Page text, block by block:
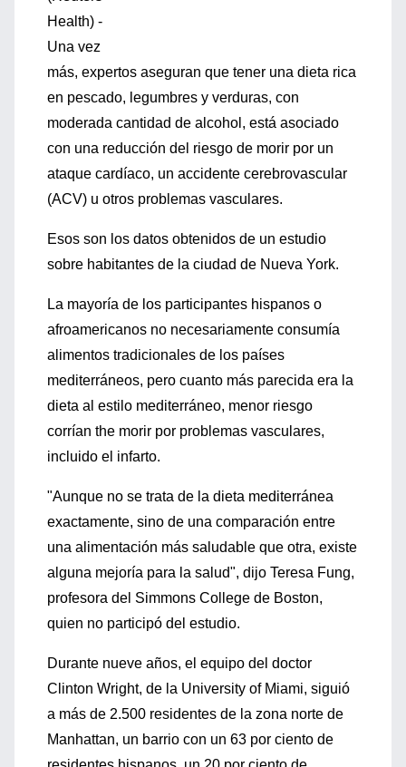
Health) -
Una vez
más, expertos aseguran que tener una dieta rica
en pescado, legumbres y verduras, con
moderada cantidad de alcohol, está asociado
con una reducción del riesgo de morir por un
ataque cardíaco, un accidente cerebrovascular
(ACV) u otros problemas vasculares.
Esos son los datos obtenidos de un estudio
sobre habitantes de la ciudad de Nueva York.
La mayoría de los participantes hispanos o
afroamericanos no necesariamente consumía
alimentos tradicionales de los países
mediterráneos, pero cuanto más parecida era la
dieta al estilo mediterráneo, menor riesgo
corrían the morir por problemas vasculares,
incluido el infarto.
"Aunque no se trata de la dieta mediterránea
exactamente, sino de una comparación entre
una alimentación más saludable que otra, existe
alguna mejoría para la salud", dijo Teresa Fung,
profesora del Simmons College de Boston,
quien no participó del estudio.
Durante nueve años, el equipo del doctor
Clinton Wright, de la University of Miami, siguió
a más de 2.500 residentes de la zona norte de
Manhattan, un barrio con un 63 por ciento de